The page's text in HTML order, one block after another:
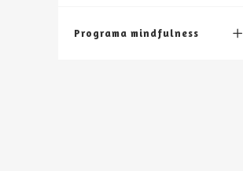
Programa mindfulness